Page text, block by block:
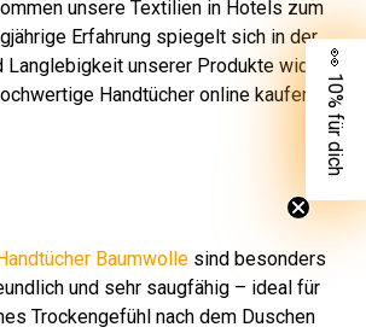
unsere Textilien in Hotels zum
Erfahrung spiegelt sich in der
Langlebigkeit unserer Produkte wider
Handtücher online kaufen
Baumwolle sind besonders
und sehr saugfähig – ideal für
Trockengefühl nach dem Duschen
👀 10% für dich